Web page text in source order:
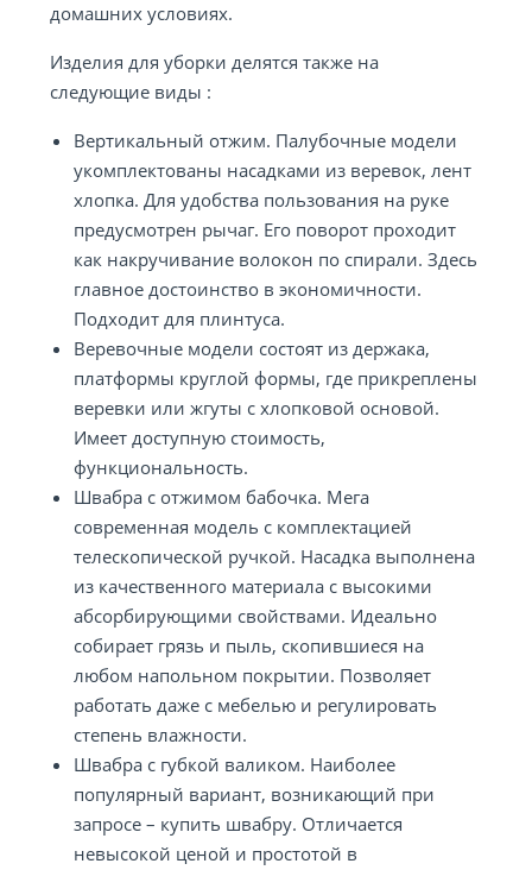
домашних условиях.
Изделия для уборки делятся также на
следующие виды :
Вертикальный отжим. Палубочные модели
укомплектованы насадками из веревок, лент
хлопка. Для удобства пользования на руке
предусмотрен рычаг. Его поворот проходит
как накручивание волокон по спирали. Здесь
главное достоинство в экономичности.
Подходит для плинтуса.
Веревочные модели состоят из держака,
платформы круглой формы, где прикреплены
веревки или жгуты с хлопковой основой.
Имеет доступную стоимость,
функциональность.
Швабра с отжимом бабочка. Мега
современная модель с комплектацией
телескопической ручкой. Насадка выполнена
из качественного материала с высокими
абсорбирующими свойствами. Идеально
собирает грязь и пыль, скопившиеся на
любом напольном покрытии. Позволяет
работать даже с мебелью и регулировать
степень влажности.
Швабра с губкой валиком. Наиболее
популярный вариант, возникающий при
запросе – купить швабру. Отличается
невысокой ценой и простотой в